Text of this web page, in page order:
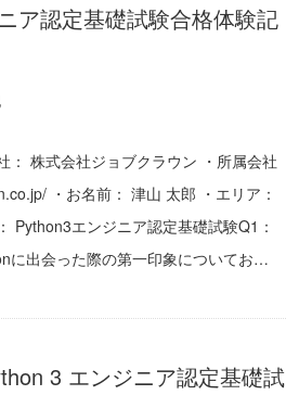
ア認定基礎試験合格体験記
株式会社ジョブクラウン ・所属会社
・お名前： 津山 太郎 ・エリア：
Python3エンジニア認定基礎試験Q1：
に出会った際の第一印象についてお…
3 エンジニア認定基礎試